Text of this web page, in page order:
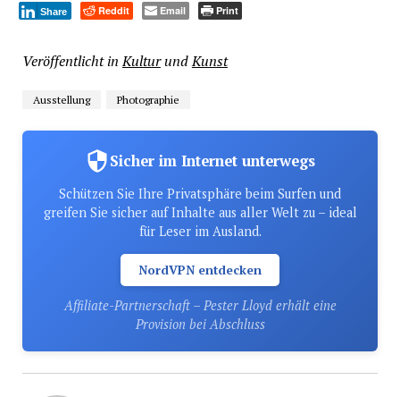
Share Reddit Email Print
Veröffentlicht in KulturundKunst
Ausstellung Photographie
Sicher im Internet unterwegs
Schützen Sie Ihre Privatsphäre beim Surfen und
greifen Sie sicher auf Inhalte aus aller Welt zu – ideal
für Leser im Ausland.
NordVPN entdecken
Affiliate-Partnerschaft – Pester Lloyd erhält eine
Provision bei Abschluss